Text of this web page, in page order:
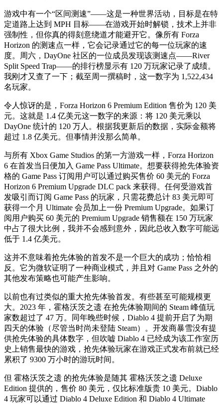
游戏中有一个“区间测速”——这是一种世界活动，目标是在特
定道路上达到 MPH 目标——在游戏开始时解锁，技术上并非
强制性，但你真的得刻意绕道才能避开它。像所有 Forza
Horizon 的测速点一样，它会记录通过它的每一位玩家的速
度。周六，DayOne 社区的一位成员发现该测速点——River
Split Speed Trap——的排行榜显示有 120 万玩家记录了成绩。
我刚才又查了一下；截至周一撰稿时，这一数字为 1,522,434
名玩家。
令人惊讶的是，Forza Horizon 6 Premium Edition 售价为 120 美
元。这就是 1.4 亿美元这一数字的来源：将 120 美元乘以
DayOne 统计的 120 万人。根据我更新后的数据，实际金额将
超过 1.8 亿美元。但事情并没那么简单。
与所有 Xbox Game Studios 的第一方游戏一样，Forza Horizon
6 在首发当日便加入 Game Pass Ultimate。想要获得抢先体验资
格的 Game Pass 订阅用户可以通过购买售价 60 美元的 Forza
Horizon 6 Premium Upgrade DLC pack 来获得。任何受游戏首
发吸引而订阅 Game Pass 的玩家，只需花费总计 83 美元即可
获得一个月 Ultimate 会员加上一份 Premium Upgrade。如果订
阅用户购买 60 美元的 Premium Upgrade 销售额在 150 万玩家
中占了很大比例，我并不会感到意外，因此总收入数字可能远
低于 1.4 亿美元。
这并不意味着抢先体验的首发不是一个巨大的成功；恰恰相
反。它为微软证明了一种商业模式，并且对 Game Pass 之外的
其他发布策略也可能产生影响。
以前也有过类似的重大抢先体验首发。有些甚至可能规模更
大。2023 年，霍格沃茨之遗 在抢先体验期间的 Steam 峰值玩
家数超过了 47 万。同年晚些时候，Diablo 4 提前开启了为期
四天的体验（尽管当时尚未登陆 Steam）。开发商暴雪没有提
供抢先体验的具体数字，但吹嘘 Diablo 4 已经成为该工作室历
史上销售最快的游戏，抢先体验玩家在游戏正式发布前就已经
累积了 9300 万小时的游玩时间。
但 霍格沃茨之遗 的抢先体验是随其 霍格沃茨之遗 Deluxe
Edition 提供的，售价 80 美元，仅比标准版贵 10 美元。Diablo
4 玩家可以通过 Diablo 4 Deluxe Edition 和 Diablo 4 Ultimate